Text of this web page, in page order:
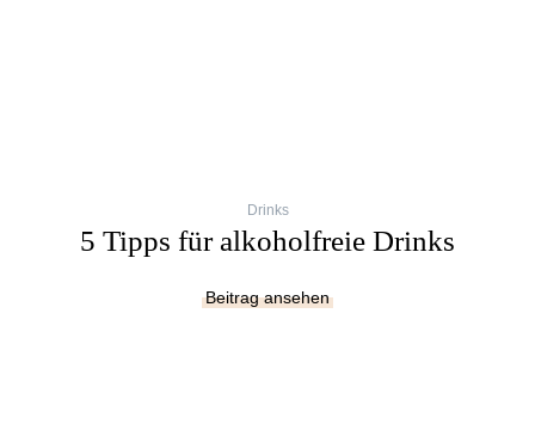
Drinks
5 Tipps für alkoholfreie Drinks
Beitrag ansehen